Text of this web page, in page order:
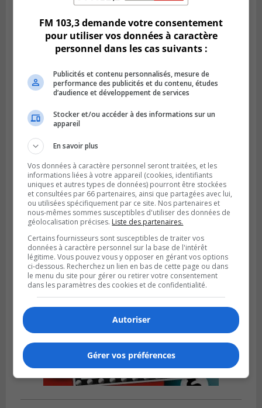
Publié le 5 août 2026 à 08h23
De la fibrose kystique à l’Ironman : le
parcours inspirant d’Emma Fontaine
Publié le 4 août 2026 à 13h18
Des fromages de la Laiterie Coaticook
rappelés par l’ACIA
FM 103,3 demande votre consentement
pour utiliser vos données à caractère
personnel dans les cas suivants :
Publicités et contenu personnalisés, mesure de
performance des publicités et du contenu, études
d’audience et développement de services
Stocker et/ou accéder à des informations sur un
appareil
En savoir plus
Vos données à caractère personnel seront traitées, et les
informations liées à votre appareil (cookies, identifiants
uniques et autres types de données) pourront être stockées
et consultées par 66 partenaires, ainsi que partagées avec lui,
ou utilisées spécifiquement par ce site. Nos partenaires et
nous-mêmes sommes susceptibles d'utiliser des données de
géolocalisation précises. Liste des partenaires.
Certains fournisseurs sont susceptibles de traiter vos
données à caractère personnel sur la base de l'intérêt
légitime. Vous pouvez vous y opposer en gérant vos options
ci-dessous. Recherchez un lien en bas de cette page ou dans
le menu du site pour gérer ou retirer votre consentement
dans les paramètres des cookies et de confidentialité.
Autoriser
Gérer vos préférences